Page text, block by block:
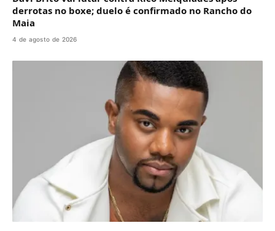
derrotas no boxe; duelo é confirmado no Rancho do
Maia
4 de agosto de 2026